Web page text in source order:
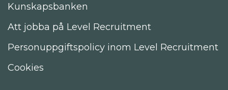
Kunskapsbanken
Att jobba på Level Recruitment
Personuppgiftspolicy inom Level Recruitment
Cookies